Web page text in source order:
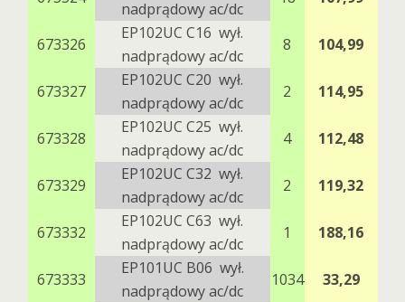
nadprądowy ac/dc
673326
EP102UC C16 wył.
nadprądowy ac/dc
8 104,99
673327
EP102UC C20 wył.
nadprądowy ac/dc
2 114,95
673328
EP102UC C25 wył.
nadprądowy ac/dc
4 112,48
673329
EP102UC C32 wył.
nadprądowy ac/dc
2 119,32
673332
EP102UC C63 wył.
nadprądowy ac/dc
1 188,16
673333
EP101UC B06 wył.
nadprądowy ac/dc
1034 33,29